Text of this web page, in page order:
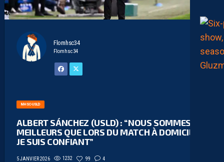
Flomhsc34
Flomhsc34
MHSC-USLD
ALBERT SÁNCHEZ (USLD) : “NOUS SOMMES
MEILLEURS QUE LORS DU MATCH À DOMICILE,
JE SUIS CONFIANT”
5 JANVIER 2026 1232 99 4